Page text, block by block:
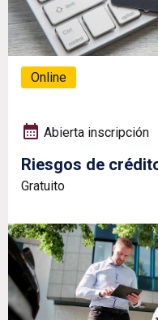
Online
Abierta inscripción
Riesgos de
Gratuito